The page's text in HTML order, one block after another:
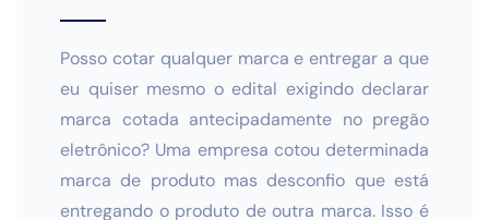
Posso cotar qualquer marca e entregar a que
eu quiser mesmo o edital exigindo declarar
marca cotada antecipadamente no pregão
eletrônico? Uma empresa cotou determinada
marca de produto mas desconfio que está
entregando o produto de outra marca. Isso é